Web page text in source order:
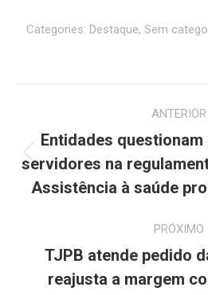
Categories: Destaque, Sem
de
post:
ANTERIOR
Post
Entidades
servidores na
Assistência à saúde
PRÓXIMO
TJPB atende pedido
reajusta a margem